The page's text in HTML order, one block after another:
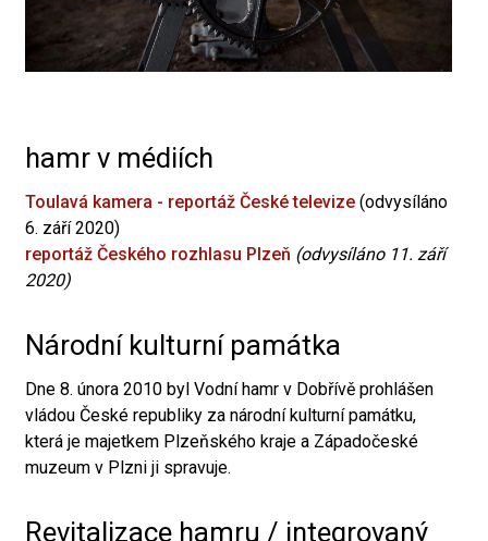
hamr v médiích
Toulavá kamera - reportáž České televize (odvysíláno
6. září 2020)
reportáž Českého rozhlasu Plzeň (odvysíláno 11. září
2020)
Národní kulturní památka
Dne 8. února 2010 byl Vodní hamr v Dobřívě prohlášen
vládou České republiky za národní kulturní památku,
která je majetkem Plzeňského kraje a Západočeské
muzeum v Plzni ji spravuje.
Revitalizace hamru / integrovaný